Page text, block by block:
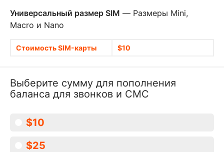
Универсальный размер SIM — Размеры Mini,
Macro и Nano
Стоимость SIM-карты $10
Выберите сумму для пополнения
баланса для звонков и СМС
$10
$25